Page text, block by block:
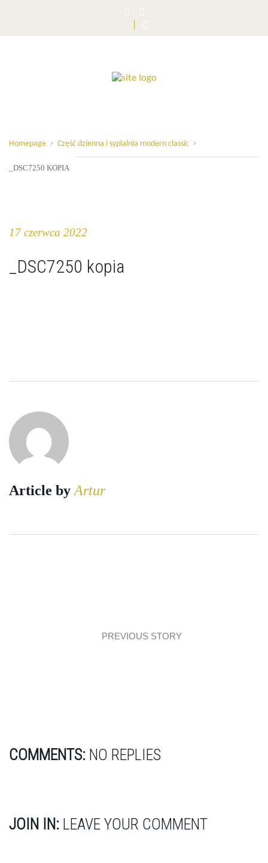
Homepage > Część dzienna i sypialnia modern classic >
_DSC7250 KOPIA
17 czerwca 2022
_DSC7250 kopia
Article byArtur
PREVIOUS STORY
COMMENTS: NO REPLIES
JOIN IN: LEAVE YOUR COMMENT